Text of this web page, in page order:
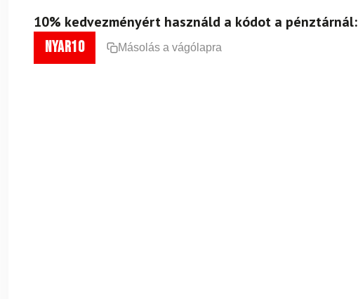
10% kedvezményért használd a kódot a pénztárnál:
nyar10 Másolás a vágólapra